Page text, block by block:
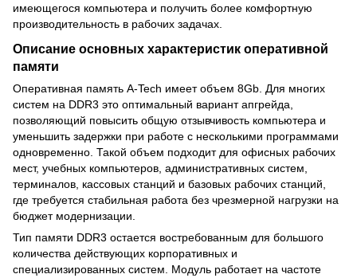
имеющегося компьютера и получить более комфортную
производительность в рабочих задачах.
Описание основных характеристик оперативной
памяти
Оперативная память A-Tech имеет объем 8Gb. Для многих
систем на DDR3 это оптимальный вариант апгрейда,
позволяющий повысить общую отзывчивость компьютера и
уменьшить задержки при работе с несколькими программами
одновременно. Такой объем подходит для офисных рабочих
мест, учебных компьютеров, административных систем,
терминалов, кассовых станций и базовых рабочих станций,
где требуется стабильная работа без чрезмерной нагрузки на
бюджет модернизации.
Тип памяти DDR3 остается востребованным для большого
количества действующих корпоративных и
специализированных систем. Модуль работает на частоте